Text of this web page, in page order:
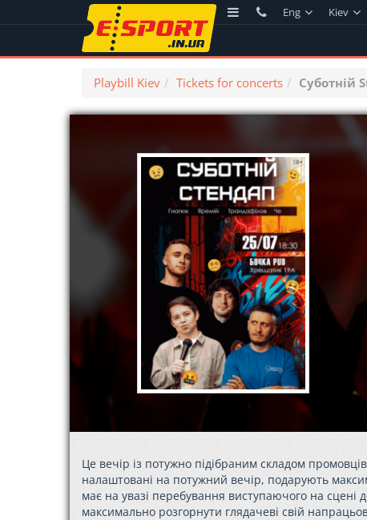
Eng Kiev
Playbill Kiev Tickets for concerts Суботній
Це вечір із потужно підібраним складом
налаштовані на потужний вечір, подарують
має на увазі перебування виступаючого на
максимально розгорнути глядачеві свій